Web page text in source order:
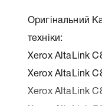
Оригінальний
техніки:
Xerox AltaLink
Xerox AltaLink
Xerox AltaLink